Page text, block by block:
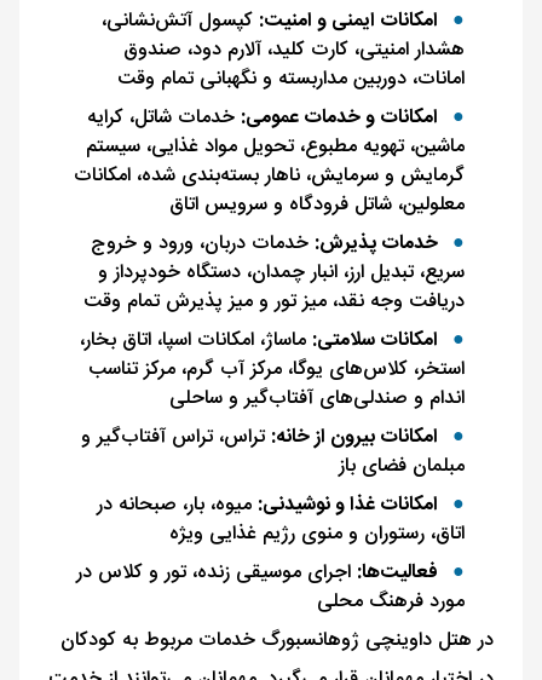
امکانات ایمنی و امنیت: کپسول آتش‌نشانی،
هشدار امنیتی، کارت کلید، آلارم دود، صندوق
امانات، دوربین مداربسته و نگهبانی تمام‌ وقت
امکانات و خدمات عمومی: خدمات شاتل، کرایه
ماشین، تهویه مطبوع، تحویل مواد‌ غذایی، سیستم
گرمایش و سرمایش، ناهار بسته‌بندی ‌شده، امکانات
معلولین، شاتل فرودگاه و سرویس اتاق
خدمات پذیرش: خدمات دربان، ورود و خروج
سریع، تبدیل ارز، انبار چمدان، دستگاه خودپرداز و
دریافت وجه نقد، میز تور و میز پذیرش تمام ‌وقت
امکانات سلامتی: ماساژ، امکانات اسپا، اتاق بخار،
استخر، کلاس‌های یوگا، مرکز آب‌ گرم، مرکز تناسب
‌اندام و صندلی‌های آفتاب‌گیر و ساحلی
امکانات بیرون از خانه:تراس، تراس آفتاب‌گیر و
مبلمان فضای باز
امکانات غذا و نوشیدنی: میوه، بار، صبحانه در
اتاق، رستوران و منوی رژیم ‌غذایی ویژه
فعالیت‌ها: اجرای موسیقی زنده، تور و کلاس در
مورد فرهنگ محلی
در هتل داوینچی ژوهانسبورگ خدمات مربوط به کودکان